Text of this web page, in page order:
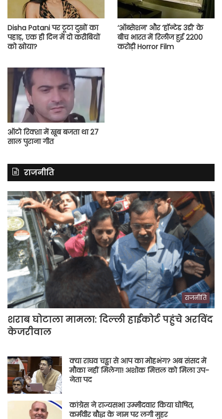
Disha Patani पर टूटा दुखों का
पहाड़, एक ही दिन में दो करीबियों
को खोया?
‘ऑब्सेशन’ और ‘हॉन्टेड 3डी’ के
बीच भारत में रिलीज हुई 2200
करोड़ी Horror Film
ऑटो रिक्शा में खूब बजता था 27
साल पुराना गीत
राजनीति
राजनीति
शराब घोटाला मामला: दिल्ली हाईकोर्ट पहुंचे अरविंद
केजरीवाल
क्या राघव चड्ढा से आप का मोहभंग? अब संसद में
मौका नहीं मिलेगा! अशोक मित्तल को मिला उप-
नेता पद
कांग्रेस ने राज्यसभा उम्मीदवार किया घोषित,
कर्मवीर बौद्ध के नाम पर लगी मुहर